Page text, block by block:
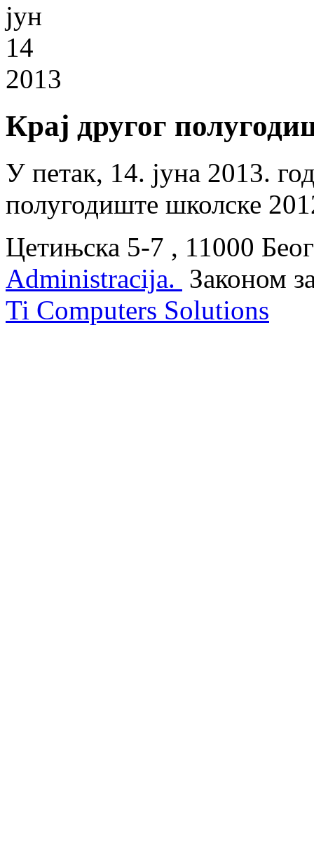
јун
14
2013
Крај другог
У петак, 14. јуна 2013.
полугодиште школске
Цетињска 5-7 , 11000
Administracija. Законом
Ti Computers Solutions